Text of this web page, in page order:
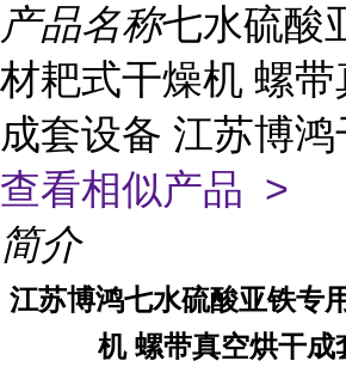
产品名称七水硫酸
材耙式干燥机 螺
成套设备 江苏博
查看相似产品 >
简介
江苏博鸿七水硫酸亚铁专
机 螺带真空烘干成